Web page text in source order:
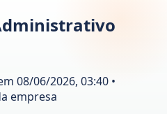
08/06/2026, 03:40 •
empresa